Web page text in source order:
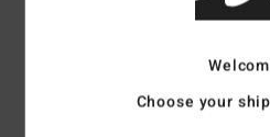
bordo esterno
Cintura elastica con coulisse
Choose your